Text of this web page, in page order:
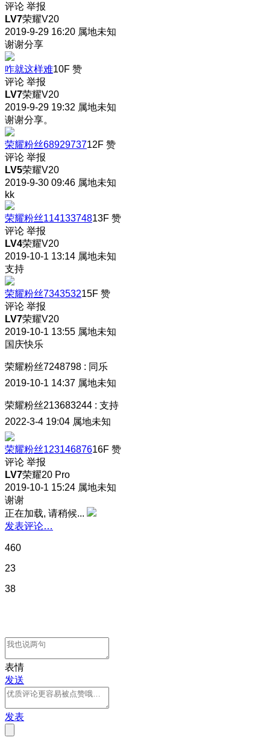
评论 举报
LV7荣耀V20
2019-9-29 16:20 属地未知
谢谢分享
咋就这样难10F 赞
评论 举报
LV7荣耀V20
2019-9-29 19:32 属地未知
谢谢分享。
荣耀粉丝6892973712F 赞
评论 举报
LV5荣耀V20
2019-9-30 09:46 属地未知
kk
荣耀粉丝11413374813F 赞
评论 举报
LV4荣耀V20
2019-10-1 13:14 属地未知
支持
荣耀粉丝734353215F 赞
评论 举报
LV7荣耀V20
2019-10-1 13:55 属地未知
国庆快乐
荣耀粉丝7248798 : 同乐
2019-10-1 14:37 属地未知
荣耀粉丝213683244 : 支持
2022-3-4 19:04 属地未知
荣耀粉丝12314687616F 赞
评论 举报
LV7荣耀20 Pro
2019-10-1 15:24 属地未知
谢谢
正在加载, 请稍候...
发表评论…
460
23
38
表情
发送
发表